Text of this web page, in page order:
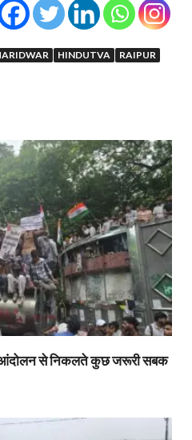
HINDUTVA RAIPUR
से निकलते कुछ जरूरी सबक